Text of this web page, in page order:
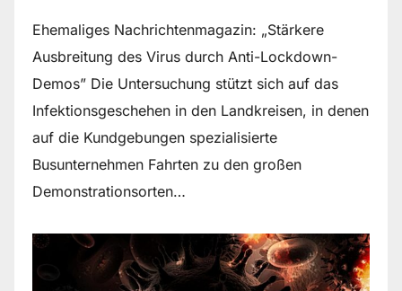
Ehemaliges Nachrichtenmagazin: „Stärkere
Ausbreitung des Virus durch Anti-Lockdown-
Demos” Die Untersuchung stützt sich auf das
Infektionsgeschehen in den Landkreisen, in denen
auf die Kundgebungen spezialisierte
Busunternehmen Fahrten zu den großen
Demonstrationsorten…